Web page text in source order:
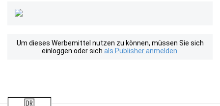
Um dieses Werbemittel nutzen zu können, müssen Sie sich
einloggen oder sich als Publisher anmelden